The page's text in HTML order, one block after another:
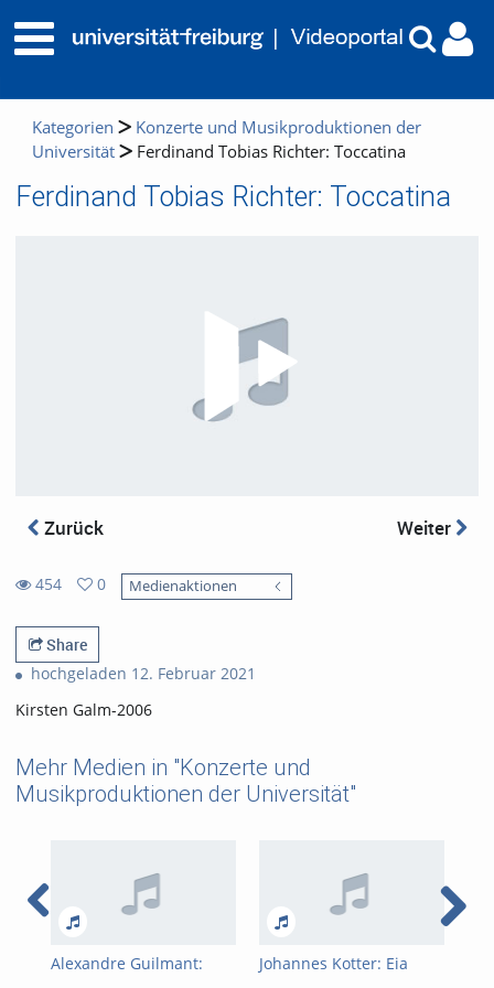
Kategorien
Konzerte und Musikproduktionen der
Universität
Ferdinand Tobias Richter: Toccatina
Ferdinand Tobias Richter: Toccatina
Zurück Weiter
454
views
0
favorites
Medienaktionen
Share
hochgeladen 12. Februar 2021
Kirsten Galm-2006
Mehr Medien in "Konzerte und
Musikproduktionen der Universität"
Alexandre Guilmant:
Johannes Kotter: Eia